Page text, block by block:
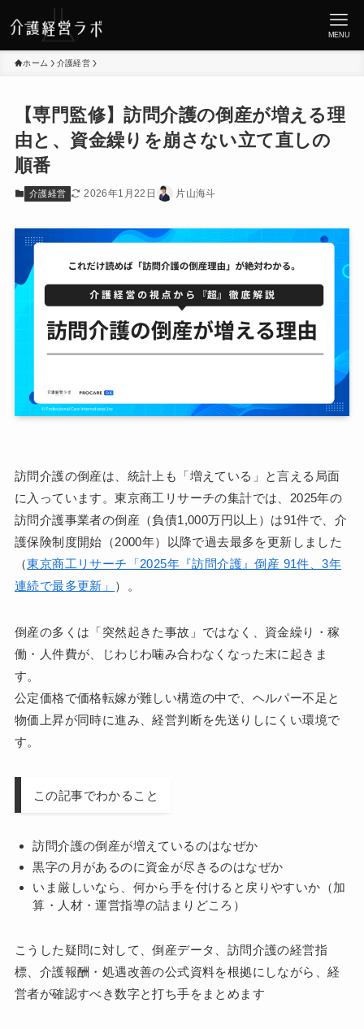
MENU
ホーム 介護経営
【専門監修】訪問介護の倒産が増える理
由と、資金繰りを崩さない立て直しの
順番
介護経営 2026年1月22日 片山海斗
訪問介護の倒産は、統計上も「増えている」と言える局面
に入っています。東京商工リサーチの集計では、2025年の
訪問介護事業者の倒産（負債1,000万円以上）は91件で、介
護保険制度開始（2000年）以降で過去最多を更新しました
（東京商工リサーチ「2025年『訪問介護』倒産 91件、3年
連続で最多更新」
）。
倒産の多くは「突然起きた事故」ではなく、資金繰り・稼
働・人件費が、じわじわ噛み合わなくなった末に起きま
す。
公定価格で価格転嫁が難しい構造の中で、ヘルパー不足と
物価上昇が同時に進み、経営判断を先送りしにくい環境で
す。
この記事でわかること
訪問介護の倒産が増えているのはなぜか
黒字の月があるのに資金が尽きるのはなぜか
いま厳しいなら、何から手を付けると戻りやすいか（加
算・人材・運営指導の詰まりどころ）
こうした疑問に対して、倒産データ、訪問介護の経営指
標、介護報酬・処遇改善の公式資料を根拠にしながら、経
営者が確認すべき数字と打ち手をまとめます